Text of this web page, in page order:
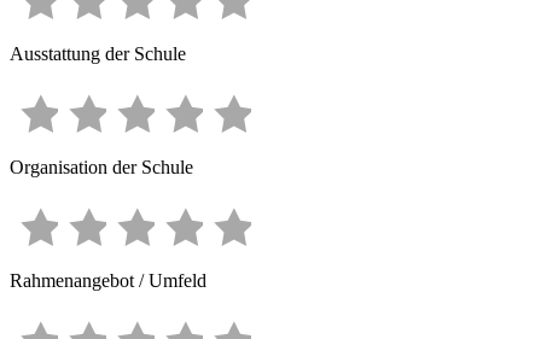
Ausstattung der Schule
Organisation der Schule
Rahmenangebot / Umfeld